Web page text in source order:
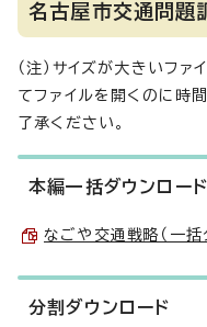
名古屋市交通問
（注）サイズが大きいファ
てファイルを開くのに時
了承ください。
本編一括ダウンロード
なごや交通戦略（一
分割ダウンロード